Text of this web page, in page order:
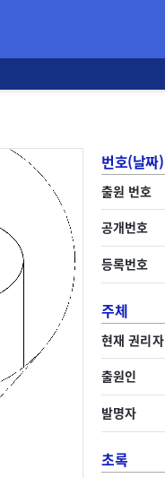
번호(날짜)
출원 번호
공개번호
등록번호
주체
현재 권리자
출원인
발명자
초록